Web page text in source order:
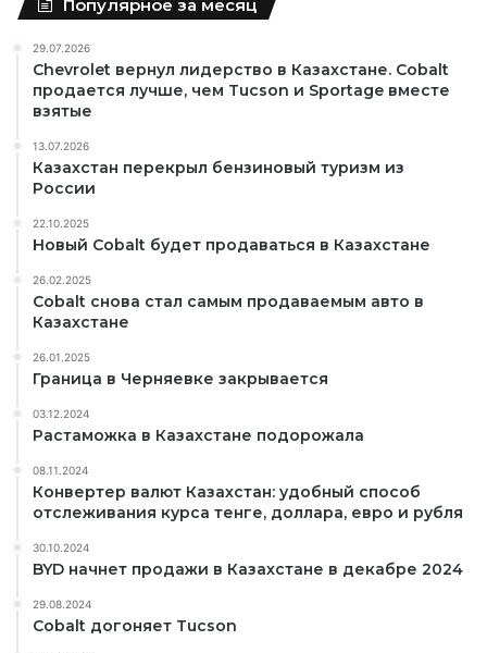
Популярное за месяц
29.07.2026
Chevrolet вернул лидерство в Казахстане. Cobalt
продается лучше, чем Tucson и Sportage вместе
взятые
13.07.2026
Казахстан перекрыл бензиновый туризм из
России
22.10.2025
Новый Cobalt будет продаваться в Казахстане
26.02.2025
Cobalt снова стал самым продаваемым авто в
Казахстане
26.01.2025
Граница в Черняевке закрывается
03.12.2024
Растаможка в Казахстане подорожала
08.11.2024
Конвертер валют Казахстан: удобный способ
отслеживания курса тенге, доллара, евро и рубля
30.10.2024
BYD начнет продажи в Казахстане в декабре 2024
29.08.2024
Cobalt догоняет Tucson